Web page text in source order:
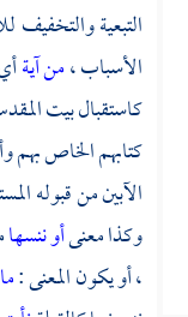
التبعية
الأسباب ،من آية
كاستقبال بيت
كتابهم الخاص بهم
الآبين من قبوله
وكذا معنىأو ننسها
، أو يكون المعنى :